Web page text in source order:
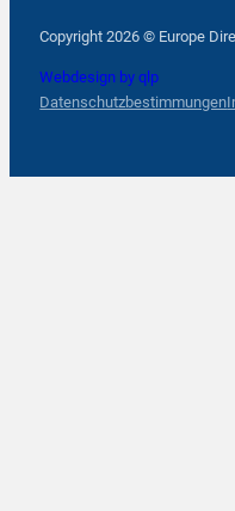
Copyright 2026 © Europe
Webdesign by qlp
Datenschutzbestimmungen